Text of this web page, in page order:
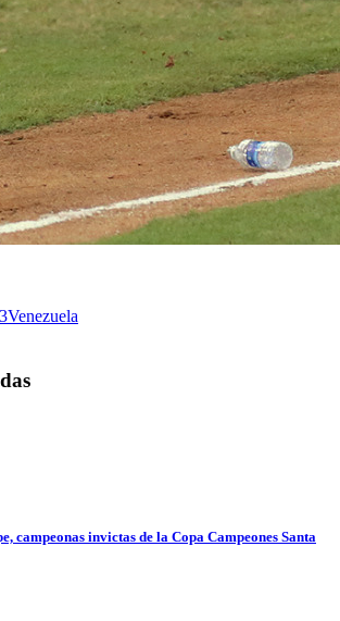
Venezuela
campeonas invictas de la Copa Campeones Santa